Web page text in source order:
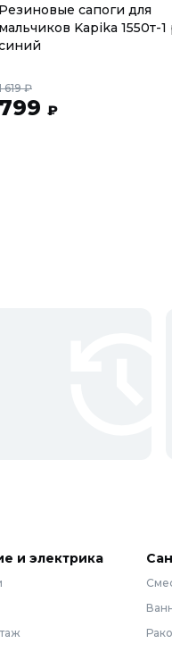
Резиновые сапоги для
мальчиков Kapika 1550т-
799 ₽
619 ₽
и электрика